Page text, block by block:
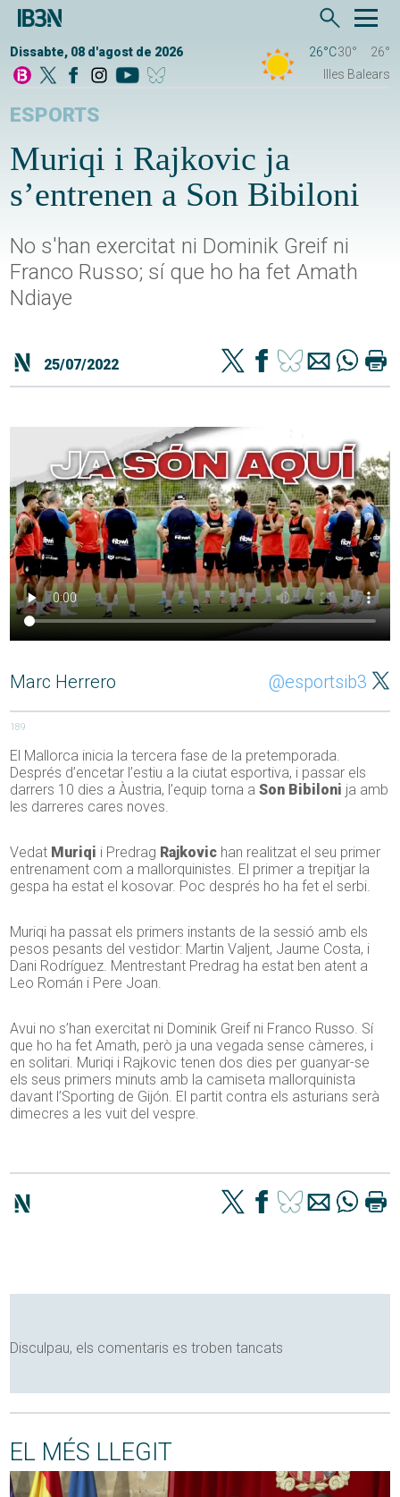
Dissabte, 08 d'agost de 2026 26°C30°
26°
Illes Balears
ESPORTS
Muriqi i Rajkovic ja
s’entrenen a Son Bibiloni
No s'han exercitat ni Dominik Greif ni
Franco Russo; sí que ho ha fet Amath
Ndiaye
25/07/2022
Marc Herrero @esportsib3
189
El Mallorca inicia la tercera fase de la pretemporada.
Després d’encetar l’estiu a la ciutat esportiva, i passar els
darrers 10 dies a Àustria, l’equip torna aSon Bibiloni ja amb
les darreres cares noves.
Vedat Muriqi i Predrag Rajkovic han realitzat el seu primer
entrenament com a mallorquinistes. El primer a trepitjar la
gespa ha estat el kosovar. Poc després ho ha fet el serbi.
Muriqi ha passat els primers instants de la sessió amb els
pesos pesants del vestidor: Martin Valjent, Jaume Costa, i
Dani Rodríguez. Mentrestant Predrag ha estat ben atent a
Leo Román i Pere Joan.
Avui no s’han exercitat ni Dominik Greif ni Franco Russo. Sí
que ho ha fet Amath, però ja una vegada sense càmeres, i
en solitari. Muriqi i Rajkovic tenen dos dies per guanyar-se
els seus primers minuts amb la camiseta mallorquinista
davant l’Sporting de Gijón. El partit contra els asturians serà
dimecres a les vuit del vespre.
Disculpau, els comentaris es troben tancats
EL MÉS LLEGIT